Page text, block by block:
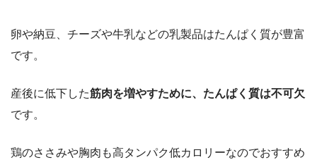
卵や納豆、チーズや牛乳などの乳製品はたんぱく質が豊富
です。
産後に低下した筋肉を増やすために、たんぱく質は不可欠
です。
鶏のささみや胸肉も高タンパク低カロリーなのでおすすめ